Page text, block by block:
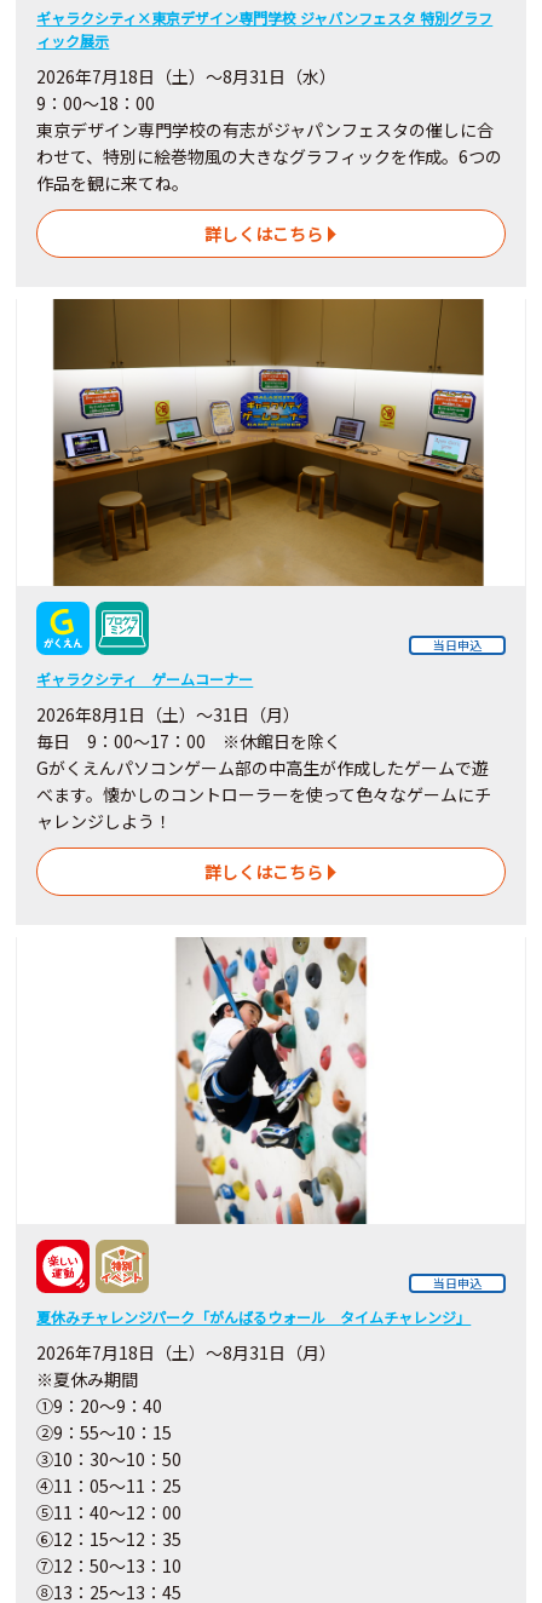
ギャラクシティ×東京デザイン専門学校 ジャパンフェスタ 特別グラフ
ィック展示
2026年7月18日（土）～8月31日（水）
9：00～18：00
東京デザイン専門学校の有志がジャパンフェスタの催しに合
わせて、特別に絵巻物風の大きなグラフィックを作成。6つの
作品を観に来てね。
詳しくはこちら
当日申込
ギャラクシティ ゲームコーナー
2026年8月1日（土）～31日（月）
毎日 9：00～17：00 ※休館日を除く
Gがくえんパソコンゲーム部の中高生が作成したゲームで遊
べます。懐かしのコントローラーを使って色々なゲームにチ
ャレンジしよう！
詳しくはこちら
当日申込
夏休みチャレンジパーク「がんばるウォール タイムチャレンジ」
2026年7月18日（土）～8月31日（月）
※夏休み期間
①9：20～9：40
②9：55～10：15
③10：30～10：50
④11：05～11：25
⑤11：40～12：00
⑥12：15～12：35
⑦12：50～13：10
⑧13：25～13：45